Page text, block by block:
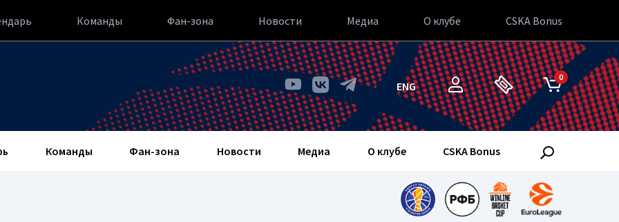
Команды Фан-зона Новости Медиа О клубе CSKA Bonus
ENG
0
Команды Фан-зона Новости Медиа О клубе CSKA Bonus